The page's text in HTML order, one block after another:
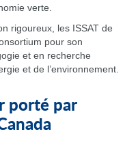
verte.
rigoureux, les ISSAT de
pour son
et en recherche
et de l’environnement.
porté par